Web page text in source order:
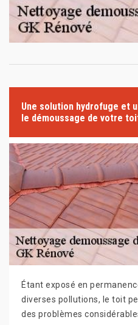
Une solution hydrofuge et
le démoussage de votre
Étant exposé en
diverses pollutions, le toit
des problèmes